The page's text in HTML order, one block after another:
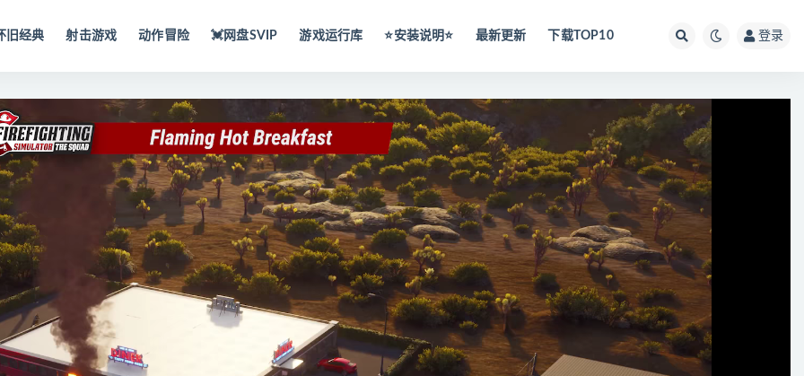
旧经典 射击游戏 动作冒险 💓网盘SVIP 游戏运行库 ⭐️安装说明⭐️ 最新更新 下载TOP10 登录